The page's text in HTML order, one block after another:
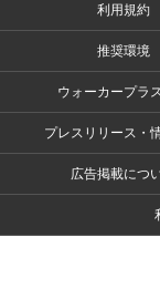
利用規約
推奨環境
ウォーカープラ
プレスリリース・
広告掲載につ